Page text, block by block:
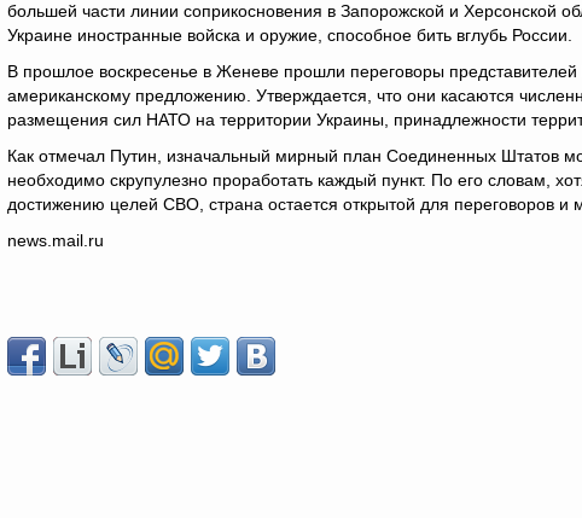
большей части линии соприкосновения в Запорожской и Херсонской
Украине иностранные войска и оружие, способное бить вглубь России.
В прошлое воскресенье в Женеве прошли переговоры
американскому предложению. Утверждается, что они касаются
размещения сил НАТО на территории Украины, принадлежности
Как отмечал Путин, изначальный мирный план Соединенных Штатов
необходимо скрупулезно проработать каждый пункт. По его словам,
достижению целей СВО, страна остается открытой для переговоров и
news.mail.ru